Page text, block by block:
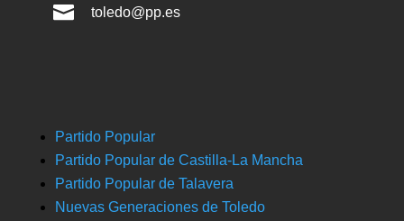
 toledo@pp.es
Partido Popular
Partido Popular de Castilla-La Mancha
Partido Popular de Talavera
Nuevas Generaciones de Toledo